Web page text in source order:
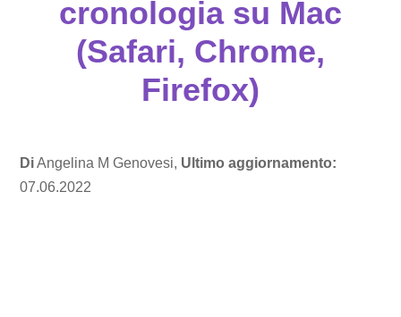
cronologia su Mac
(Safari, Chrome,
Firefox)
DiAngelina M Genovesi, Ultimo aggiornamento:
07.06.2022